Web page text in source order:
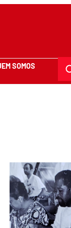
SOMOS